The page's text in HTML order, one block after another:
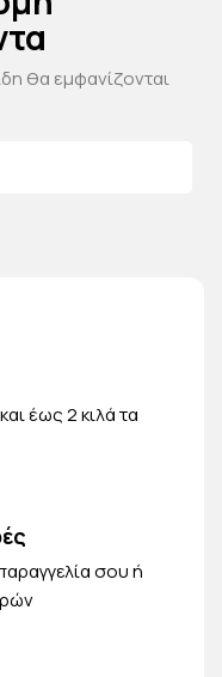
θα εμφανίζονται
έως 2 κιλά τα
σου ή